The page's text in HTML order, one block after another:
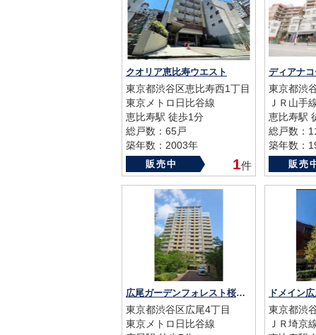
クオリア恵比寿ウエスト
東京都渋谷区恵比寿西1丁目
東京メトロ日比谷線
恵比寿駅 徒歩1分
総戸数：65戸
築年数：2003年
販売中 1件
ディアナ
東京都渋
ＪＲ山手
恵比寿駅
総戸数：
築年数：
販売
広尾ガーデンフォレスト桜レジデンスA棟
東京都渋谷区広尾4丁目
東京メトロ日比谷線
ドメイン
東京都渋
ＪＲ埼京